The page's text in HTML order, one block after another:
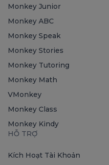
Monkey Junior
Monkey ABC
Monkey Speak
Monkey Stories
Monkey Tutoring
Monkey Math
VMonkey
Monkey Class
Monkey Kindy
HỖ TRỢ
Kích Hoạt Tài Khoản